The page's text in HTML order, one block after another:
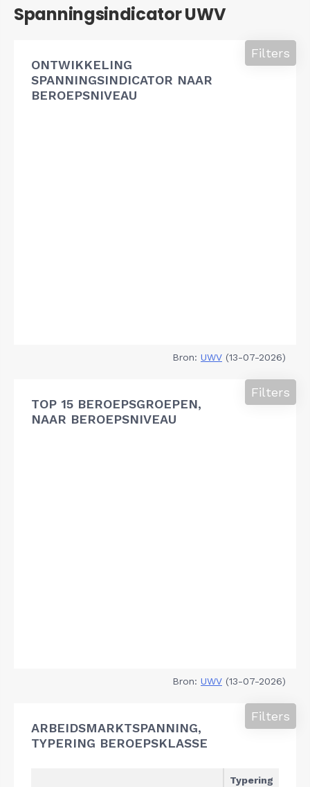
Spanningsindicator UWV
ONTWIKKELING
SPANNINGSINDICATOR NAAR
BEROEPSNIVEAU
Filters
Bron: UWV (13-07-2026)
TOP 15 BEROEPSGROEPEN,
NAAR BEROEPSNIVEAU
Filters
Bron: UWV (13-07-2026)
ARBEIDSMARKTSPANNING,
TYPERING BEROEPSKLASSE
Filters